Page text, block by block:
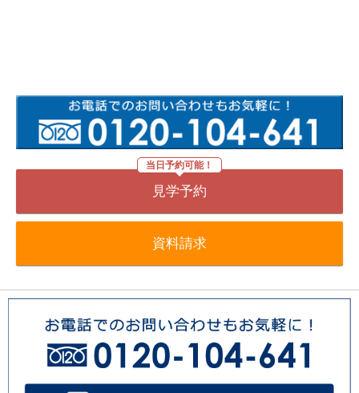
当日予約可能！
見学予約
資料請求